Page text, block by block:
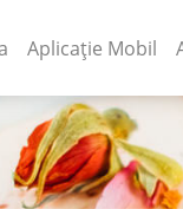
(current)
Aplicație Mobil